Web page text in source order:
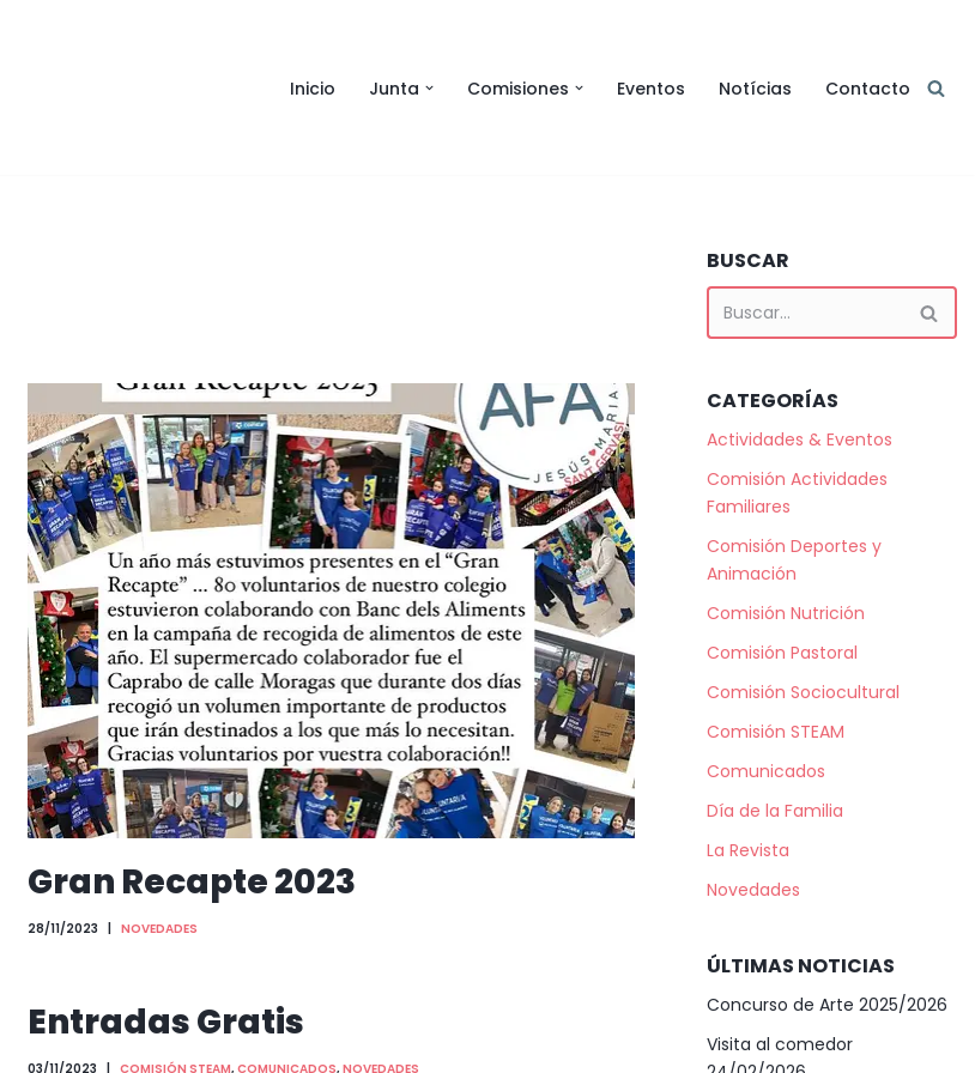
Inicio Junta Comisiones Eventos Notícias Contacto
Gran Recapte 2023
28/11/2023 NOVEDADES
Entradas Gratis
03/11/2023 COMISIÓN STEAM, COMUNICADOS, NOVEDADES
BUSCAR
CATEGORÍAS
Actividades & Eventos
Comisión Actividades
Familiares
Comisión Deportes y
Animación
Comisión Nutrición
Comisión Pastoral
Comisión Sociocultural
Comisión STEAM
Comunicados
Día de la Familia
La Revista
Novedades
ÚLTIMAS NOTICIAS
Concurso de Arte 2025/2026
Visita al comedor